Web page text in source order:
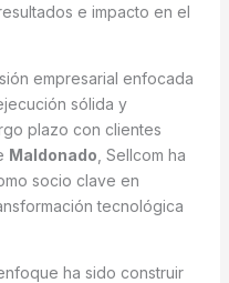
e impacto en el
empresarial enfocada
sólida y
plazo con clientes
Maldonado , Sellcom ha
socio clave en
tecnológica
ha sido construir